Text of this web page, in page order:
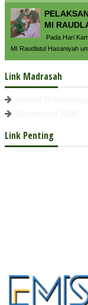
MI
Pada Hari
MI Raudlatul Hasaniyah
Link Madrasah
Link Penting